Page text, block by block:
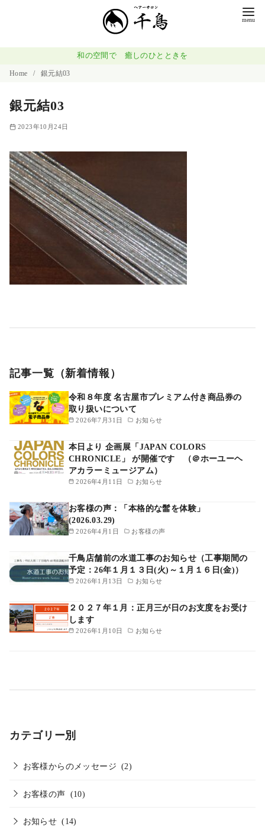
和の空間で 癒しのひとときを
Home 銀元結03
銀元結03
2023年10月24日
記事一覧（新着情報）
2026年7月31日 お知らせ
令和８年度 名古屋市プレミアム付き商品券の
取り扱いについて
2026年4月11日 お知らせ
本日より 企画展「JAPAN COLORS
CHRONICLE」 が開催です （＠ホーユーヘ
アカラーミュージアム）
2026年4月1日 お客様の声
お客様の声：「本格的な髷を体験」
(2026.03.29)
2026年1月13日 お知らせ
千鳥店舗前の水道工事のお知らせ（工事期間の
予定：26年１月１３日(火)～１月１６日(金)）
2026年1月10日 お知らせ
２０２７年１月：正月三が日のお支度をお受け
します
カテゴリー別
お客様からのメッセージ (2)
お客様の声 (10)
お知らせ (14)